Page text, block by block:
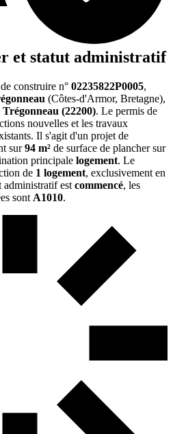
et statut administratif
construire n° 02235822P0005,
(Côtes-d'Armor, Bretagne),
(22200). Le permis de
nouvelles et les travaux
Il s'agit d'un projet de
sur94 m² de surface de plancher sur
principale logement. Le
de 1 logement, exclusivement en
administratif est commencé, les
sont A1010.